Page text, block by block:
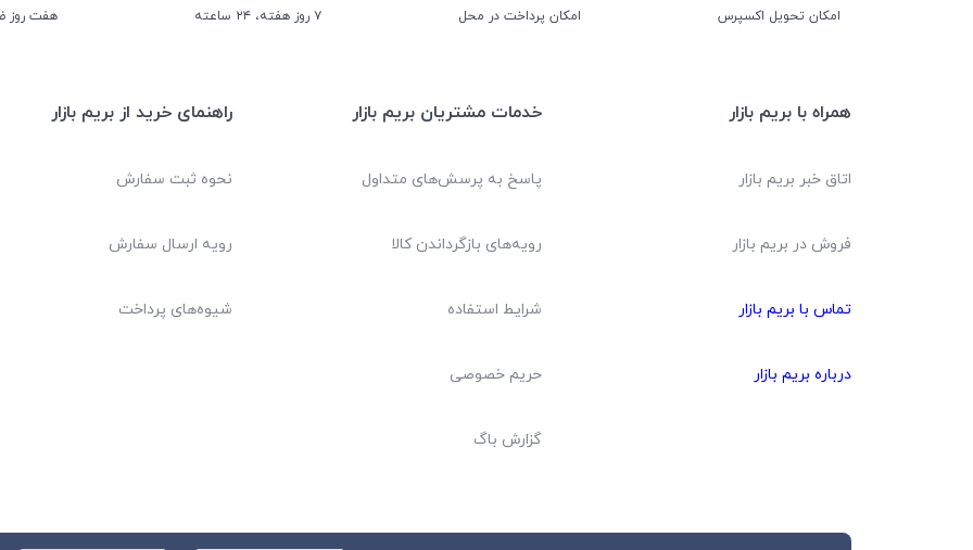
اﻣﮑﺎن ﺗﺤﻮﯾﻞ اﮐﺴﭙﺮس امکان پرداخت در محل ۷ روز ﻫﻔﺘﻪ، ۲۴ ﺳﺎﻋﺘﻪ هفت روز
همراه با بریم بازار
اتاق خبر بریم بازار
فروش در بریم بازار
تماس با بریم بازار
درباره بریم بازار
خدمات مشتریان بریم بازار
پاسخ به پرسش‌های متداول
رویه‌های بازگرداندن کالا
شرایط استفاده
حریم خصوصی
گزارش باگ
راهنمای خرید از بریم بازار
نحوه ثبت سفارش
رویه ارسال سفارش
شیوه‌های پرداخت